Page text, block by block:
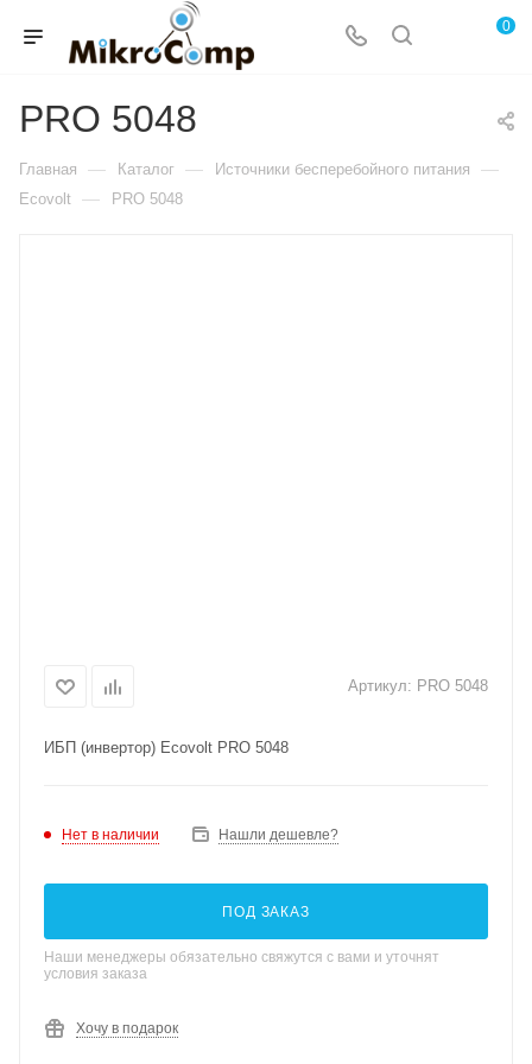
0
PRO 5048
Главная — Каталог — Источники бесперебойного питания —
Ecovolt — PRO 5048
Артикул: PRO 5048
ИБП (инвертор) Ecovolt PRO 5048
Нет в наличии Нашли дешевле?
ПОД ЗАКАЗ
Наши менеджеры обязательно свяжутся с вами и уточнят
условия заказа
Хочу в подарок